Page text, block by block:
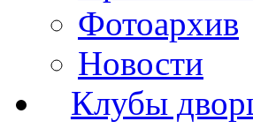
Фотоархив
Новости
Клубы